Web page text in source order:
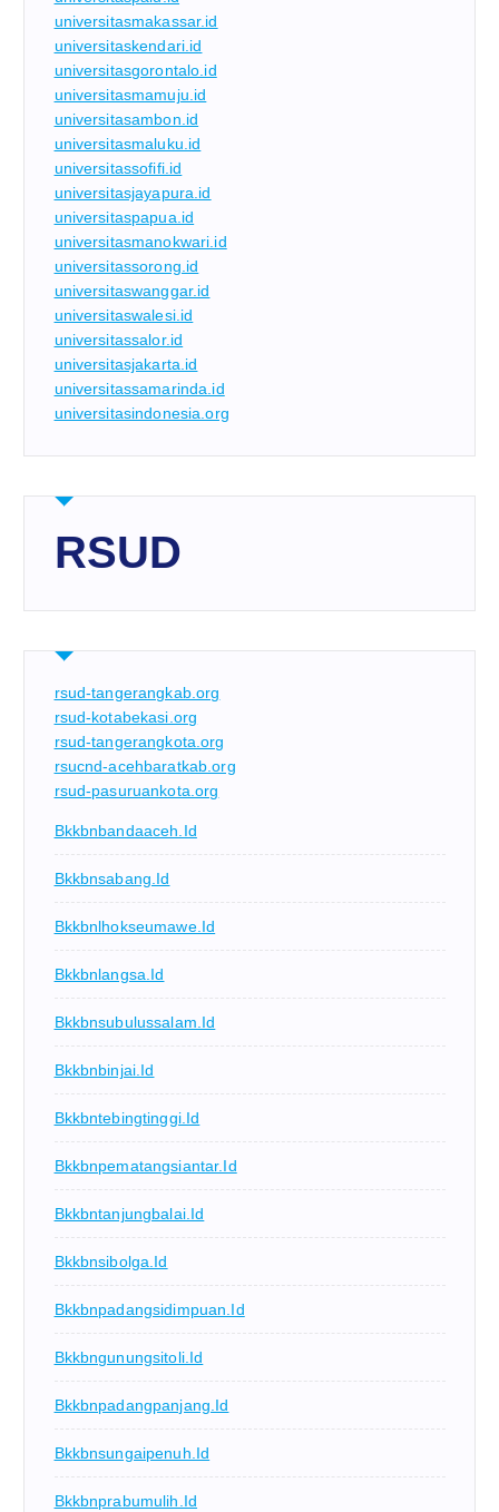
universitasmakassar.id
universitaskendari.id
universitasgorontalo.id
universitasmamuju.id
universitasambon.id
universitasmaluku.id
universitassofifi.id
universitasjayapura.id
universitaspapua.id
universitasmanokwari.id
universitassorong.id
universitaswanggar.id
universitaswalesi.id
universitassalor.id
universitasjakarta.id
universitassamarinda.id
universitasindonesia.org
RSUD
rsud-tangerangkab.org
rsud-kotabekasi.org
rsud-tangerangkota.org
rsucnd-acehbaratkab.org
rsud-pasuruankota.org
Bkkbnbandaaceh.id
Bkkbnsabang.id
Bkkbnlhokseumawe.id
Bkkbnlangsa.id
Bkkbnsubulussalam.id
Bkkbnbinjai.id
Bkkbntebingtinggi.id
Bkkbnpematangsiantar.id
Bkkbntanjungbalai.id
Bkkbnsibolga.id
Bkkbnpadangsidimpuan.id
Bkkbngunungsitoli.id
Bkkbnpadangpanjang.id
Bkkbnsungaipenuh.id
Bkkbnprabumulih.id